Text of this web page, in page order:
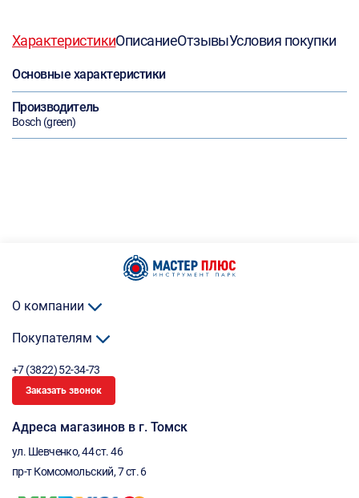
ХарактеристикиОписаниеОтзывыУсловия покупки
Основные характеристики
Производитель
Bosch (green)
О компании
Покупателям
+7 (3822) 52-34-73
Заказать звонок
Адреса магазинов в г. Томск
ул. Шевченко, 44 ст. 46
пр-т Комсомольский, 7 ст. 6